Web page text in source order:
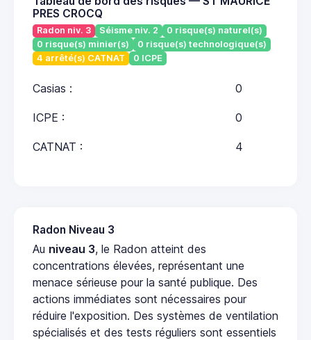
PRES CROCQ
Radon niv. 3 Séisme niv. 2
0 risque(s) naturel(s)
0 risque(s) minier(s)
0 risque(s) technologique(s)
4 arrêté(s) CATNAT
0 ICPE
Casias : 0
ICPE : 0
CATNAT : 4
Radon Niveau 3
Au niveau 3, le Radon atteint des
concentrations élevées, représentant une
menace sérieuse pour la santé publique. Des
actions immédiates sont nécessaires pour
réduire l'exposition. Des systèmes de ventilation
spécialisés et des tests réguliers sont essentiels